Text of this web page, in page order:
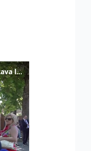
Marcinelle, La Russa: "C'è chi in passato voltava le spalle a Marcinelle"